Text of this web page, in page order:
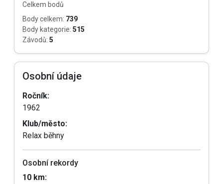
Celkem bodů
Body celkem: 739
Body kategorie: 515
Závodů: 5
Osobní údaje
Ročník:
1962
Klub/město:
Relax běhny
Osobní rekordy
10 km: